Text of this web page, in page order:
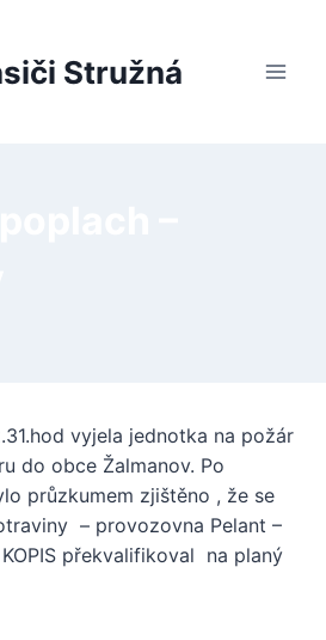
Stružná
vyjela jednotka na požár
do obce Žalmanov. Po
průzkumem zjištěno , že se
– provozovna Pelant –
překvalifikoval na planý